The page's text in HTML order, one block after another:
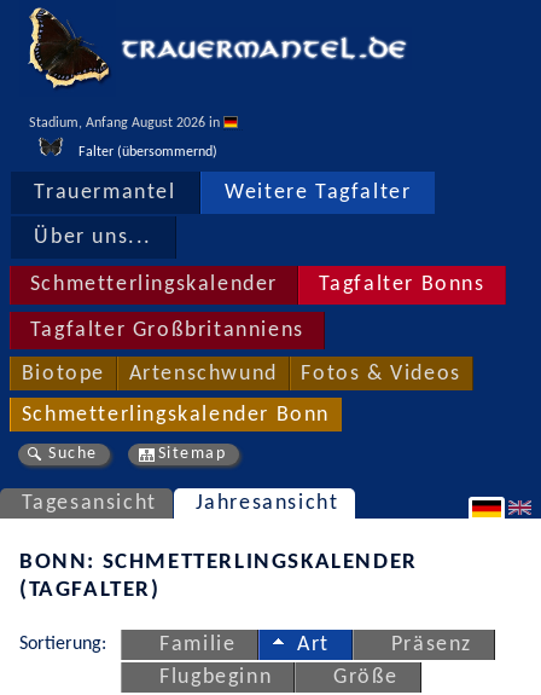
Stadium, Anfang August 2026 in
Falter (übersommernd)
Trauermantel Weitere Tagfalter
Über uns...
Schmetterlingskalender Tagfalter Bonns
Tagfalter Großbritanniens
Biotope Artenschwund Fotos & Videos
Schmetterlingskalender Bonn
Suche Sitemap
Tagesansicht Jahresansicht
BONN: SCHMETTERLINGSKALENDER
(TAGFALTER)
Sortierung: Familie Art
Präsenz
Flugbeginn
Größe